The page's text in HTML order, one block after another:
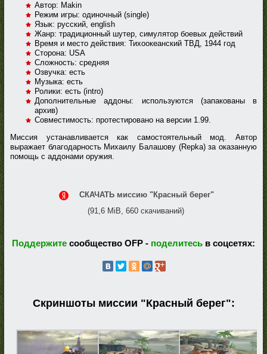
Автор: Makin
Режим игры: одиночный (single)
Язык: русский, english
Жанр: традиционный шутер, симулятор боевых действий
Время и место действия: Тихоокеанский ТВД, 1944 год
Сторона: USA
Сложность: средняя
Озвучка: есть
Музыка: есть
Ролики: есть (intro)
Дополнительные аддоны: используются (запакованы в
архив)
Совместимость: протестировано на версии 1.99.
Миссия устанавливается как самостоятельный мод. Автор
выражает благодарность Михаилу Балашову (Repka) за оказанную
помощь с аддонами оружия.
СКАЧАТЬ миссию "Красный берег"
(91,6 MiB, 660 скачиваний)
Поддержите сообщество OFP - поделитесь в соцсетях:
Скриншоты миссии "Красный берег":